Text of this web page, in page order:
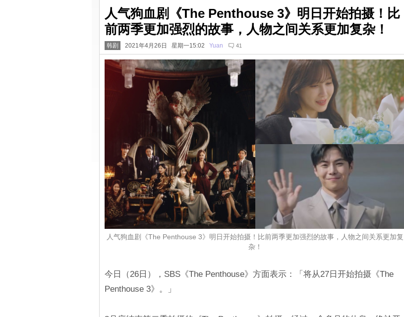
人气狗血剧《The Penthouse 3》明日开始拍摄！比
前两季更加强烈的故事，人物之间关系更加复杂！
韩剧 2021年4月26日 星期一15:02 Yuan 41
人气狗血剧《The Penthouse 3》明日开始拍摄！比前两季更加强烈的故事，人物之间关系更加复
杂！
今日（26日），SBS《The Penthouse》方面表示：「将从27日开始拍摄《The
Penthouse 3》。」